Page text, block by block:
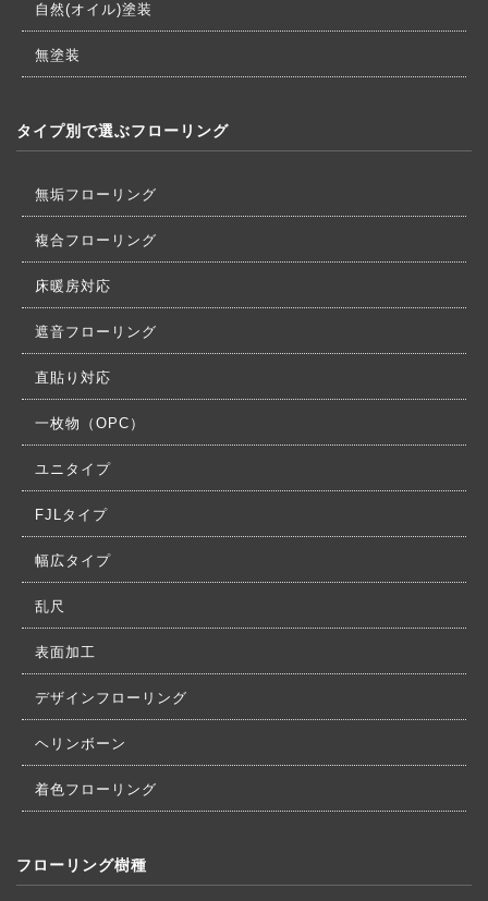
自然(オイル)塗装
無塗装
タイプ別で選ぶフローリング
無垢フローリング
複合フローリング
床暖房対応
遮音フローリング
直貼り対応
一枚物（OPC）
ユニタイプ
FJLタイプ
幅広タイプ
乱尺
表面加工
デザインフローリング
ヘリンボーン
着色フローリング
フローリング樹種